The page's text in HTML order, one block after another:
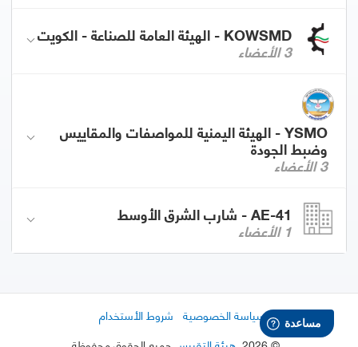
KOWSMD - الهيئة العامة للصناعة - الكويت
3 الأعضاء
YSMO - الهيئة اليمنية للمواصفات والمقاييس
وضبط الجودة
3 الأعضاء
AE-41 - شارب الشرق الأوسط
1 الأعضاء
سياسة الخصوصية شروط الأستخدام